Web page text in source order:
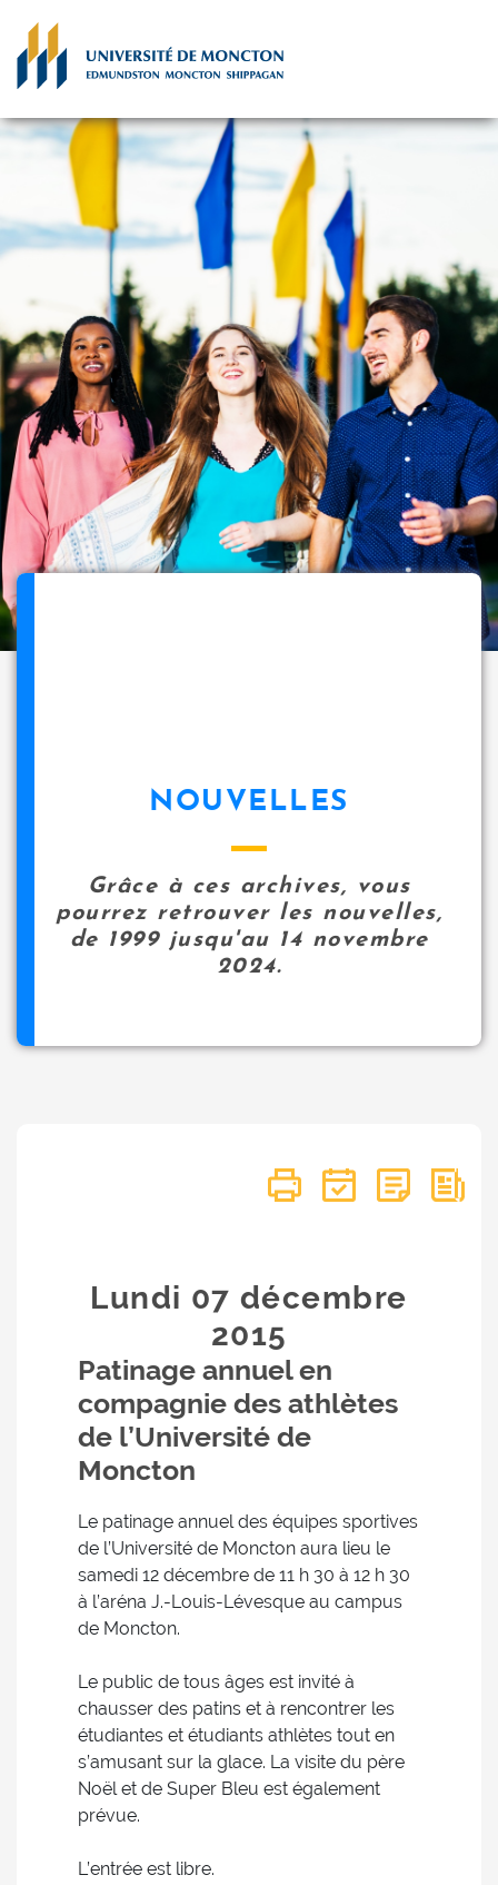
NOUVELLES
Grâce à ces archives, vous
pourrez retrouver les nouvelles,
de 1999 jusqu'au 14 novembre
2024.
Lundi 07 décembre
2015
Patinage annuel en
compagnie des athlètes
de l’Université de
Moncton
Le patinage annuel des équipes sportives
de l’Université de Moncton aura lieu le
samedi 12 décembre de 11 h 30 à 12 h 30
à l’aréna J.-Louis-Lévesque au campus
de Moncton.
Le public de tous âges est invité à
chausser des patins et à rencontrer les
étudiantes et étudiants athlètes tout en
s’amusant sur la glace. La visite du père
Noël et de Super Bleu est également
prévue.
L’entrée est libre.